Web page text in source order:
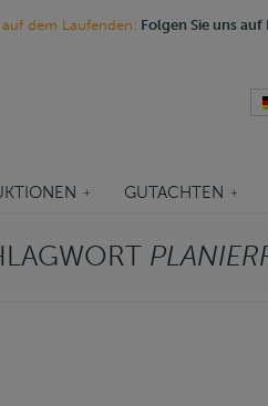
dem Laufenden: Folgen Sie uns auf
GUTACHTEN